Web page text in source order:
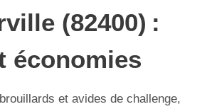
(82400) :
économies
et avides de challenge,